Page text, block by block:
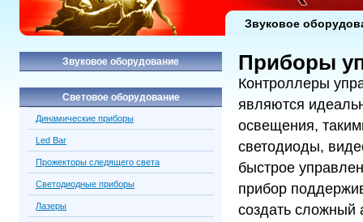
Приборы
Контроллеры
являются
освещения,
светодиоды,
быстрое
прибор
создать сложный
Звуковое оборудование
Световое оборудование
Динамические приборы
Led Bar
Прожекторы следящего света
Светодиодные приборы
Лазеры
Звуковое